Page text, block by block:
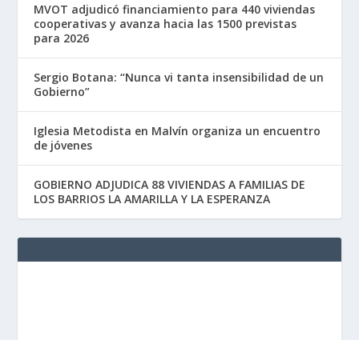
MVOT adjudicó financiamiento para 440 viviendas
cooperativas y avanza hacia las 1500 previstas
para 2026
Sergio Botana: “Nunca vi tanta insensibilidad de un
Gobierno”
Iglesia Metodista en Malvín organiza un encuentro
de jóvenes
GOBIERNO ADJUDICA 88 VIVIENDAS A FAMILIAS DE
LOS BARRIOS LA AMARILLA Y LA ESPERANZA